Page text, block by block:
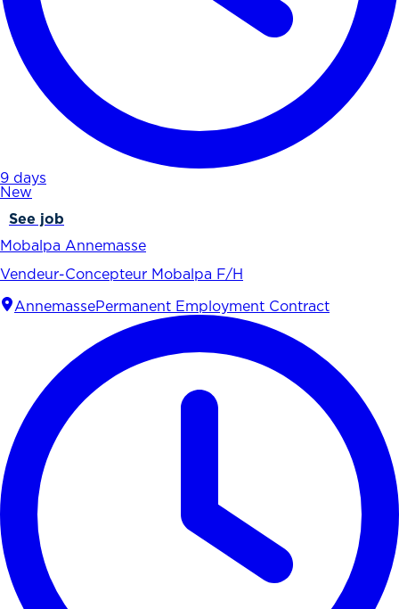
9 days
New
See job
Mobalpa Annemasse
Vendeur-Concepteur Mobalpa F/H
AnnemassePermanent Employment Contract